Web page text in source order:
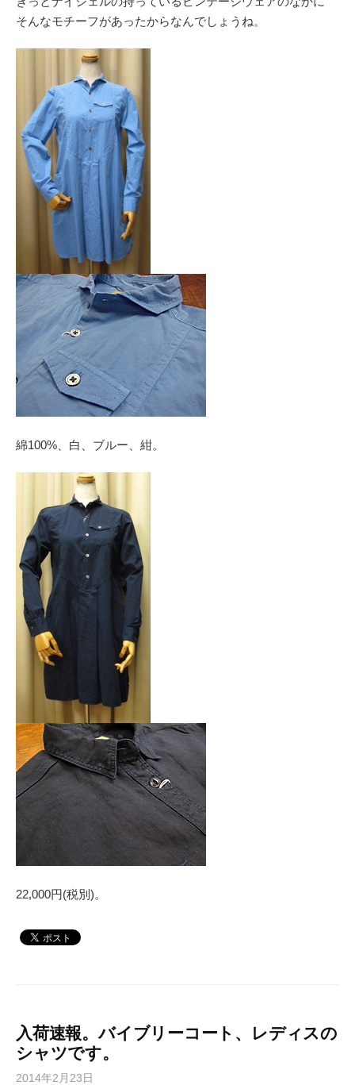
そんなモチーフがあったからなんでしょうね。
綿100%、白、ブルー、紺。
22,000円(税別)。
入荷速報。バイブリーコート、レディスの
シャツです。
2014年2月23日